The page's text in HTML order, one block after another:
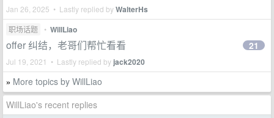
Jan 26, 2025 • Lastly replied byWalterHs
职场话题 • WillLiao
offer 纠结，老哥们帮忙看看
Jul 19, 2021 • Lastly replied by jack2020
21
» More topics by WillLiao
WillLiao's recent replies